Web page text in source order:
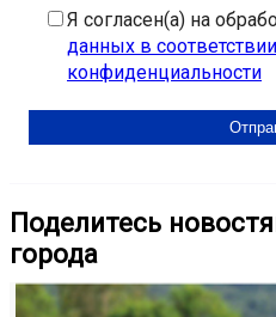
Я согласен(а) на
данных в
конфиденциальности
Поделитесь
города